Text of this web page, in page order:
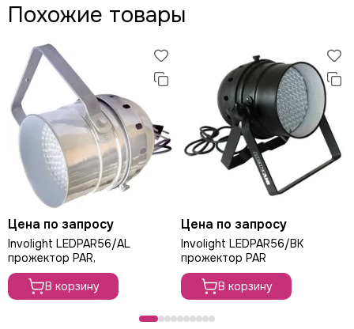
Похожие товары
Цена по запросу
Involight LEDPAR56/AL
прожектор PAR,
В корзину
Цена по запросу
Involight LEDPAR56/BK
прожектор PAR
В корзину